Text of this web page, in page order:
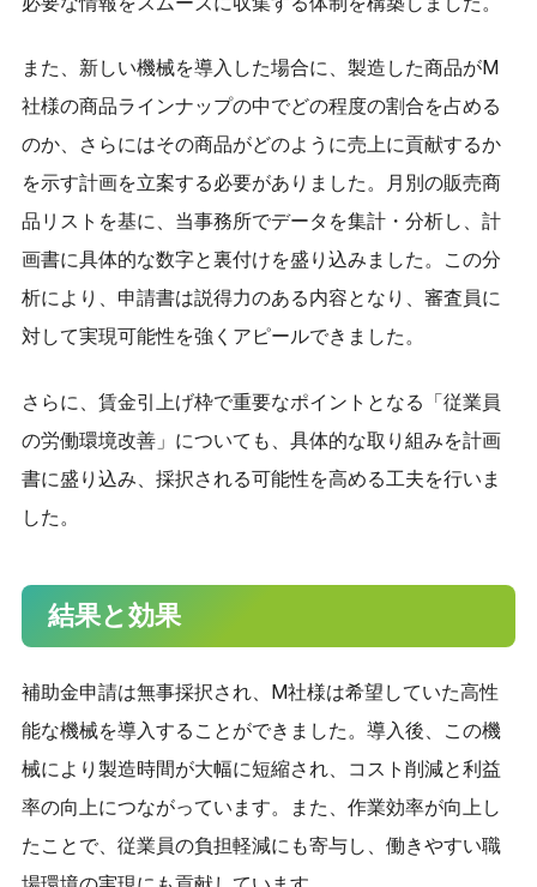
また、新しい機械を導入した場合に、製造した商品がM
社様の商品ラインナップの中でどの程度の割合を占める
のか、さらにはその商品がどのように売上に貢献するか
を示す計画を立案する必要がありました。月別の販売商
品リストを基に、当事務所でデータを集計・分析し、計
画書に具体的な数字と裏付けを盛り込みました。この分
析により、申請書は説得力のある内容となり、審査員に
対して実現可能性を強くアピールできました。
さらに、賃金引上げ枠で重要なポイントとなる「従業員
の労働環境改善」についても、具体的な取り組みを計画
書に盛り込み、採択される可能性を高める工夫を行いま
した。
結果と効果
補助金申請は無事採択され、M社様は希望していた高性
能な機械を導入することができました。導入後、この機
械により製造時間が大幅に短縮され、コスト削減と利益
率の向上につながっています。また、作業効率が向上し
たことで、従業員の負担軽減にも寄与し、働きやすい職